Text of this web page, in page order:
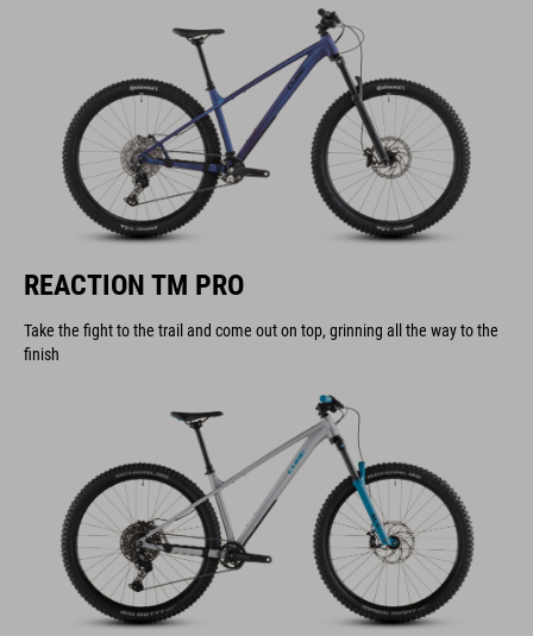
REACTION TM PRO
Take the fight to the trail and come out on top, grinning all the way to the
finish